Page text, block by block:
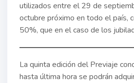
utilizados entre el 29 de
octubre próximo en todo el país,
50%, que en el caso de los
La quinta edición del Previaje
hasta última hora se podrán